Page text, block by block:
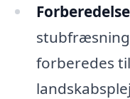
forberedes